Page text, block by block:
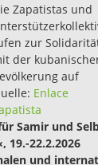
Zapatistas und
zur
der
auf
Enlace
Samir und
19.-22.2.2026
und